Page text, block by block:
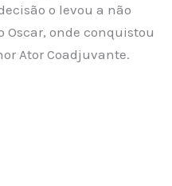
o levou a não
Oscar, onde conquistou
Ator Coadjuvante.